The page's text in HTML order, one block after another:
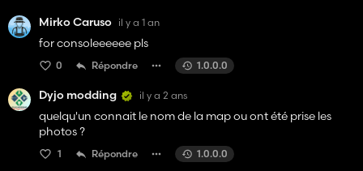
Mirko Caruso il y a 1 an
for consoleeeeee pls
0 Répondre 1.0.0.0
Dyjo modding il y a 2 ans
quelqu'un connait le nom de la map ou ont été prise les
photos ?
1 Répondre 1.0.0.0